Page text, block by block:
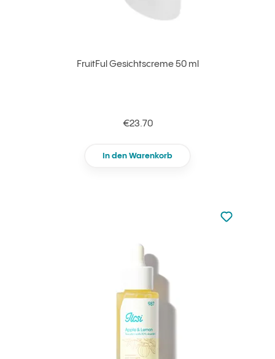
FruitFul Gesichtscreme 50 ml
€23.70
In den Warenkorb
zu den
zu Ihren